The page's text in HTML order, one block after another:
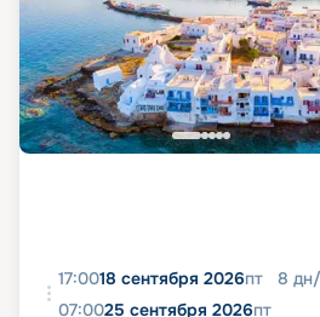
17:0018 сентября 2026пт 8 дн/
07:0025 сентября 2026пт